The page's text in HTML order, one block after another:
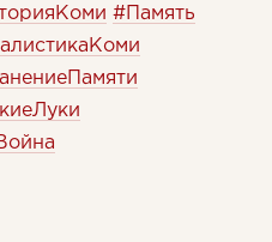
#Память